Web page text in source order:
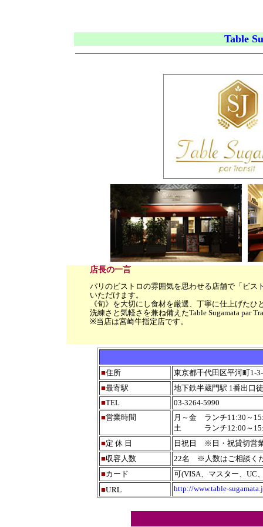
Table
店長の一言
パリのビストロの雰囲気を思わせる店舗で「ビス
いただけます。
《旬》を大切にし食材を厳選、丁寧に仕上げた
洗練さと気軽さを兼ね備えたTable Sugamata par
※当店は宮崎牛指定店です。
■住所
東京都千代田区平河町1-
■最寄駅
地下鉄半蔵門駅 1番出口
■TEL
03-3264-5990
■営業時間
月～金 ランチ11:30～
土 ランチ12:00～
■定 休 日
日祝日 ※日・祝貸切営
■収容人数
22名 ※人数はご相談く
■カード
可(VISA、マスター、UC
■URL http://www.table-